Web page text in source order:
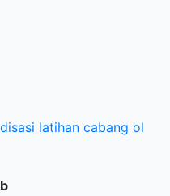
latihan cabang ol